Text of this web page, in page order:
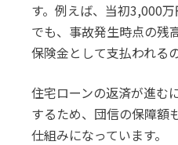
す。例えば、当初3,000
でも、事故発生時点の残
保険金として支払われる
住宅ローンの返済が進む
するため、団信の保障額
仕組みになっています。